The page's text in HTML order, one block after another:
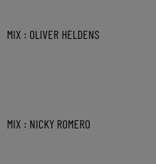
MIX : OLIVER HELDENS
MIX : NICKY ROMERO